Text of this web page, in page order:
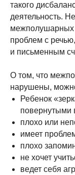
такого
деятельность.
межполушарных
проблем с
и письменным
О том, что
нарушены,
Ребенок
повернутыми
плохо или
имеет
плохо
не хочет
ведет себя